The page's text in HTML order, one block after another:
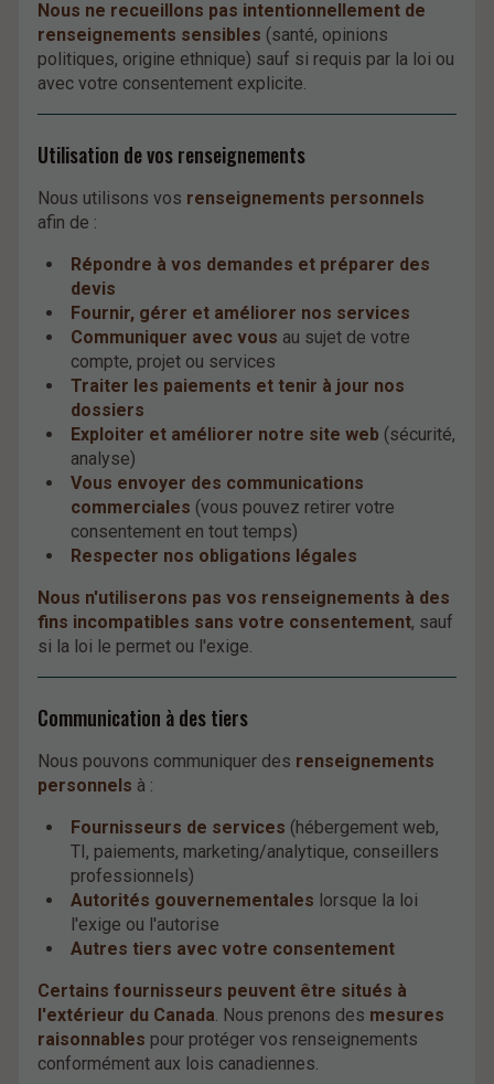
Nous ne recueillons pas intentionnellement de
renseignements sensibles (santé, opinions
politiques, origine ethnique) sauf si requis par la loi ou
avec votre consentement explicite.
Utilisation de vos renseignements
Nous utilisons vos renseignements personnels
afin de :
Répondre à vos demandes et préparer des
devis
Fournir, gérer et améliorer nos services
Communiquer avec vous au sujet de votre
compte, projet ou services
Traiter les paiements et tenir à jour nos
dossiers
Exploiter et améliorer notre site web (sécurité,
analyse)
Vous envoyer des communications
commerciales (vous pouvez retirer votre
consentement en tout temps)
Respecter nos obligations légales
Nous n'utiliserons pas vos renseignements à des
fins incompatibles sans votre consentement, sauf
si la loi le permet ou l'exige.
Communication à des tiers
Nous pouvons communiquer des renseignements
personnels à :
Fournisseurs de services (hébergement web,
TI, paiements, marketing/analytique, conseillers
professionnels)
Autorités gouvernementales lorsque la loi
l'exige ou l'autorise
Autres tiers avec votre consentement
Certains fournisseurs peuvent être situés à
l'extérieur du Canada. Nous prenons des mesures
raisonnables pour protéger vos renseignements
conformément aux lois canadiennes.